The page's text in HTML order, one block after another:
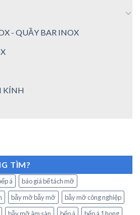
- QUẦY BAR INOX
KÍNH
TÌM?
á
báo giá bể tách mỡ
bẫy mỡ bẫy mỡ
bẫy mỡ công nghiệp
bẫy mỡ âm sàn bếp á bếp á 1 họng